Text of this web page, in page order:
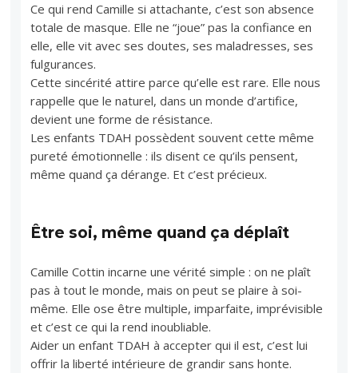
Ce qui rend Camille si attachante, c’est son absence
totale de masque. Elle ne “joue” pas la confiance en
elle, elle vit avec ses doutes, ses maladresses, ses
fulgurances.
Cette sincérité attire parce qu’elle est rare. Elle nous
rappelle que le naturel, dans un monde d’artifice,
devient une forme de résistance.
Les enfants TDAH possèdent souvent cette même
pureté émotionnelle : ils disent ce qu’ils pensent,
même quand ça dérange. Et c’est précieux.
Être soi, même quand ça déplaît
Camille Cottin incarne une vérité simple : on ne plaît
pas à tout le monde, mais on peut se plaire à soi-
même. Elle ose être multiple, imparfaite, imprévisible
et c’est ce qui la rend inoubliable.
Aider un enfant TDAH à accepter qui il est, c’est lui
offrir la liberté intérieure de grandir sans honte.